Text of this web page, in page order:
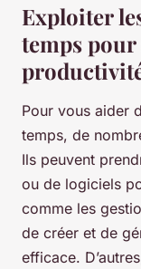
Exploiter
temps
Pour vous aider
temps, de
Ils peuvent
ou de logiciels
comme les
de créer et de
efficace.